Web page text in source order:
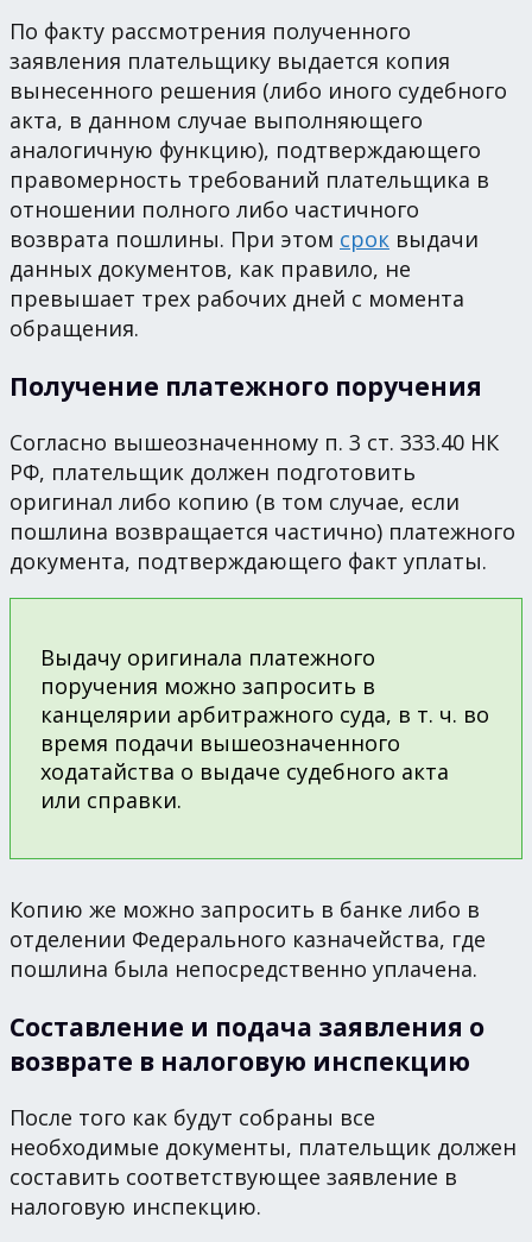
По факту рассмотрения полученного
заявления плательщику выдается копия
вынесенного решения (либо иного судебного
акта, в данном случае выполняющего
аналогичную функцию), подтверждающего
правомерность требований плательщика в
отношении полного либо частичного
возврата пошлины. При этом срок выдачи
данных документов, как правило, не
превышает трех рабочих дней с момента
обращения.
Получение платежного поручения
Согласно вышеозначенному п. 3 ст. 333.40 НК
РФ, плательщик должен подготовить
оригинал либо копию (в том случае, если
пошлина возвращается частично) платежного
документа, подтверждающего факт уплаты.
Выдачу оригинала платежного
поручения можно запросить в
канцелярии арбитражного суда, в т. ч. во
время подачи вышеозначенного
ходатайства о выдаче судебного акта
или справки.
Копию же можно запросить в банке либо в
отделении Федерального казначейства, где
пошлина была непосредственно уплачена.
Составление и подача заявления о
возврате в налоговую инспекцию
После того как будут собраны все
необходимые документы, плательщик должен
составить соответствующее заявление в
налоговую инспекцию.